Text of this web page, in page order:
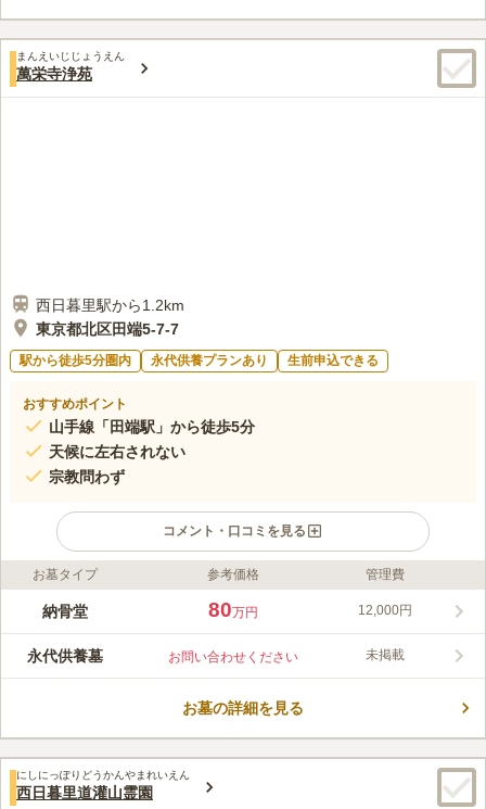
口コミ評価
みんなの評価
50代女性
駅から2～3分ほどで行くことができます。道は平坦で歩きやすい
まんえいじじょうえん
萬栄寺浄苑
西日暮里駅から1.2km
東京都北区田端5-7-7
駅から徒歩5分圏内 永代供養プランあり 生前申込できる
おすすめポイント
山手線「田端駅」から徒歩5分
天候に左右されない
宗教問わず
コメント・口コミを見る
ライフドット編集部のコメント
最寄り駅は「田端駅」で、駐車場も完備しているのでアクセスが
く、またバリアフリー設備となっていているので、どなたでも不
便を感じることなくご利用いただけるようになっています。 建
金色の絢爛な拝壇が魅力的です。
みんなの評価
4.2 口コミ1件
50代女性
駅に近く、駅周辺には買い物をする場所や食事をする場所も沢山
あって便利であり、その割には騒々しくはなく、静かなところです。屋内
にあるので、雨の日でも気にせず参拝することができます。
お墓タイプ 参考価格 管理費
納骨堂 80万円 12,000円
永代供養墓 お問い合わせください 未掲載
お墓の詳細を見る
にしにっぽりどうかんやまれいえん
西日暮里道灌山霊園